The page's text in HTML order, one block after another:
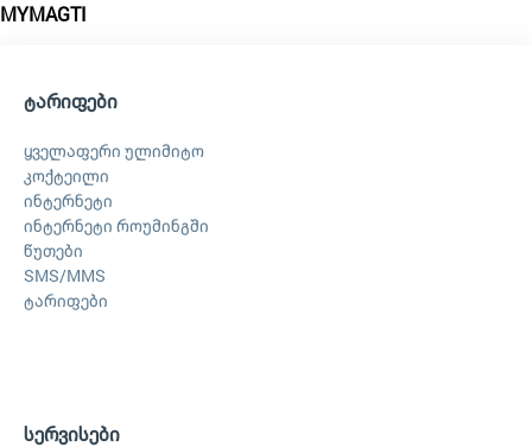
MYMAGTI
ტარიფები
ყველაფერი ულიმიტო
კოქტეილი
ინტერნეტი
ინტერნეტი როუმინგში
წუთები
SMS/MMS
ტარიფები
სერვისები